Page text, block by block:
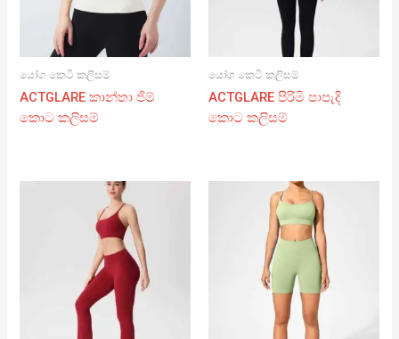
යෝග කෙටි කලිසම්
ACTGLARE කාන්තා ජිම්
කොට කලිසම්
යෝග කෙටි කලිසම්
ACTGLARE පිරිමි පාපැදි
කොට කලිසම්